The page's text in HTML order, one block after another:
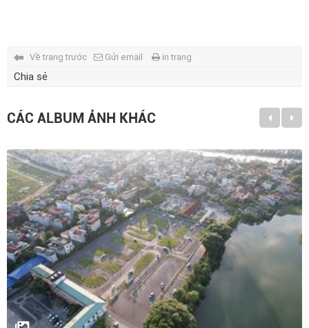
Về trang trước Gửi email in trang
Chia sẻ
CÁC ALBUM ẢNH KHÁC